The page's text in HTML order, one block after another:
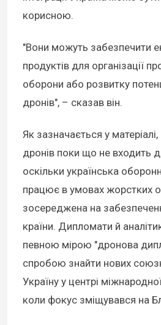
корисною.
"Вони можуть забезпечити
продуктів для організації
оборони або розвитку
дронів", – сказав він.
Як зазначається у
дронів поки що не входить
оскільки українська
працює в умовах жорстких
зосереджена на
країни. Дипломати й
певною мірою "дронова
спробою знайти нових
Україну у центрі
коли фокус зміщувався на